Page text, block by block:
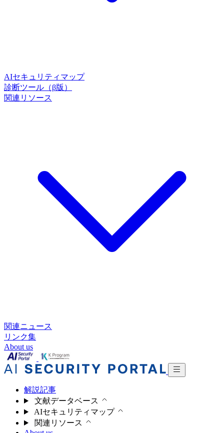
AIセキュリティマップ
診断ツール（β版）
関連リソース
関連ニュース
リンク集
About us
解説記事
文献データベース
AIセキュリティマップ
関連リソース